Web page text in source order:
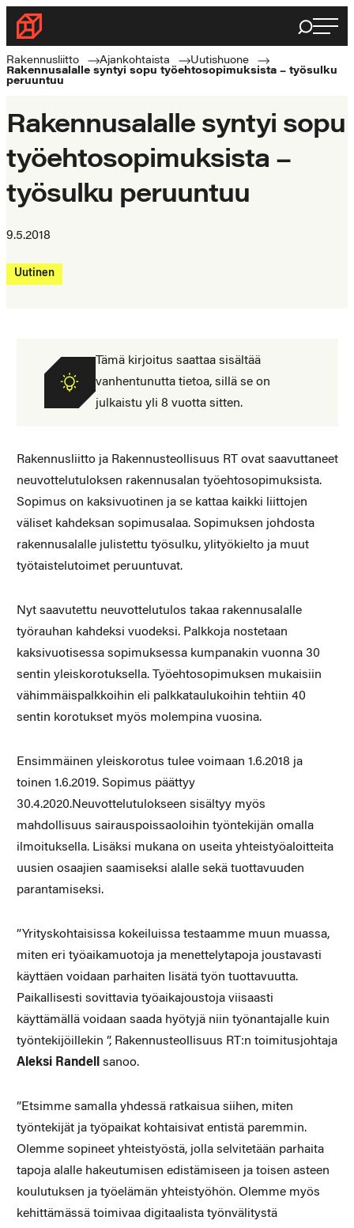
Siirry
suoraan
sisältöön
Rakennusliitto
Rakennusalan
ammattilaisten
Haku
Rakennusliitto Ajankohtaista
Uutishuone
Rakennusalalle syntyi sopu työehtosopimuksista – työsulku
peruuntuu
Rakennusalalle syntyi sopu
työehtosopimuksista –
työsulku peruuntuu
9.5.2018
Uutinen
Tämä kirjoitus saattaa sisältää
vanhentunutta tietoa, sillä se on
julkaistu yli 8 vuotta sitten.
Rakennusliitto ja Rakennusteollisuus RT ovat saavuttaneet
neuvottelutuloksen rakennusalan työehtosopimuksista.
Sopimus on kaksivuotinen ja se kattaa kaikki liittojen
väliset kahdeksan sopimusalaa. Sopimuksen johdosta
rakennusalalle julistettu työsulku, ylityökielto ja muut
työtaistelutoimet peruuntuvat.
Nyt saavutettu neuvottelutulos takaa rakennusalalle
työrauhan kahdeksi vuodeksi. Palkkoja nostetaan
kaksivuotisessa sopimuksessa kumpanakin vuonna 30
sentin yleiskorotuksella. Työehtosopimuksen mukaisiin
vähimmäispalkkoihin eli palkkataulukoihin tehtiin 40
sentin korotukset myös molempina vuosina.
Ensimmäinen yleiskorotus tulee voimaan 1.6.2018 ja
toinen 1.6.2019. Sopimus päättyy
30.4.2020.Neuvottelutulokseen sisältyy myös
mahdollisuus sairauspoissaoloihin työntekijän omalla
ilmoituksella. Lisäksi mukana on useita yhteistyöaloitteita
uusien osaajien saamiseksi alalle sekä tuottavuuden
parantamiseksi.
”Yrityskohtaisissa kokeiluissa testaamme muun muassa,
miten eri työaikamuotoja ja menettelytapoja joustavasti
käyttäen voidaan parhaiten lisätä työn tuottavuutta.
Paikallisesti sovittavia työaikajoustoja viisaasti
käyttämällä voidaan saada hyötyjä niin työnantajalle kuin
työntekijöillekin ”, Rakennusteollisuus RT:n toimitusjohtaja
Aleksi Randell
sanoo.
”Etsimme samalla yhdessä ratkaisua siihen, miten
työntekijät ja työpaikat kohtaisivat entistä paremmin.
Olemme sopineet yhteistyöstä, jolla selvitetään parhaita
tapoja alalle hakeutumisen edistämiseen ja toisen asteen
koulutuksen ja työelämän yhteistyöhön. Olemme myös
kehittämässä toimivaa digitaalista työnvälitystä